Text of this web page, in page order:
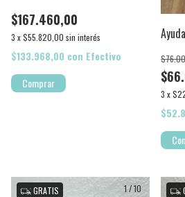
$167.460,00
3 x$55.820,00 sin interés
$133.968,00 con Efectivo
Comprar
3 x
1/10
GRATIS